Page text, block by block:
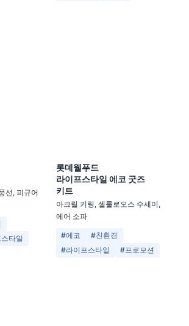
선, 피규어
타일
롯데웰푸드
라이프스타일 에코 굿즈
키트
아크릴 키링, 셀룰로오스 수세미,
에어 소파
#에코
#친환경
#라이프스타일
#프로모션